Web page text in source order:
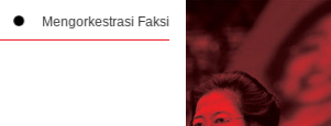
Faksi, Sukarno, PPKI, dan Manajemen Konflik